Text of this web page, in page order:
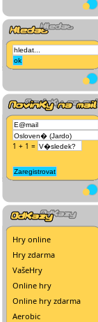
1 + 1 =
Hry online
Hry zdarma
VašeHry
Online hry
Online hry zdarma
Aerobic